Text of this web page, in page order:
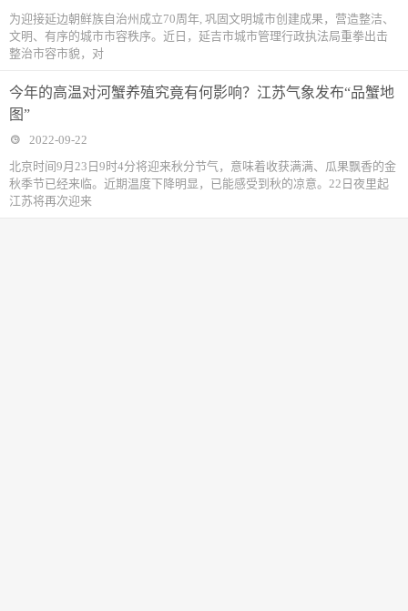
为迎接延边朝鲜族自治州成立70周年, 巩固文明城市创建成果，营造整洁、
文明、有序的城市市容秩序。近日，延吉市城市管理行政执法局重拳出击
整治市容市貌，对
今年的高温对河蟹养殖究竟有何影响？江苏气象发布“品蟹地
图”
2022-09-22
北京时间9月23日9时4分将迎来秋分节气，意味着收获满满、瓜果飘香的金
秋季节已经来临。近期温度下降明显，已能感受到秋的凉意。22日夜里起
江苏将再次迎来